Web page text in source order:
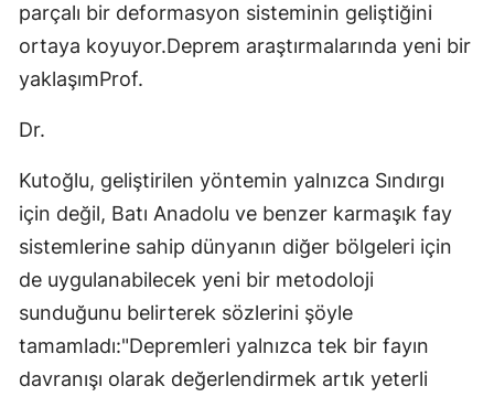
parçalı bir deformasyon sisteminin geliştiğini
ortaya koyuyor.Deprem araştırmalarında yeni bir
yaklaşımProf.
Dr.
Kutoğlu, geliştirilen yöntemin yalnızca Sındırgı
için değil, Batı Anadolu ve benzer karmaşık fay
sistemlerine sahip dünyanın diğer bölgeleri için
de uygulanabilecek yeni bir metodoloji
sunduğunu belirterek sözlerini şöyle
tamamladı:"Depremleri yalnızca tek bir fayın
davranışı olarak değerlendirmek artık yeterli